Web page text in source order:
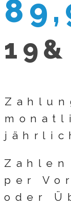
Zahlen
per
oder